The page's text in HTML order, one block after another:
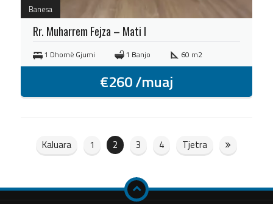
Banesa
Rr. Muharrem Fejza – Mati I
1 Dhomë Gjumi 1 Banjo 60 m2
€260/muaj
Kaluara 1 2 3 4 Tjetra